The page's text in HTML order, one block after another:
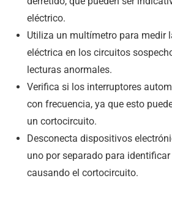
eléctrico.
Utiliza un multímetro para medir
eléctrica en los circuitos
lecturas anormales.
Verifica si los interruptores
con frecuencia, ya que esto
un cortocircuito.
Desconecta dispositivos
uno por separado para
causando el cortocircuito.